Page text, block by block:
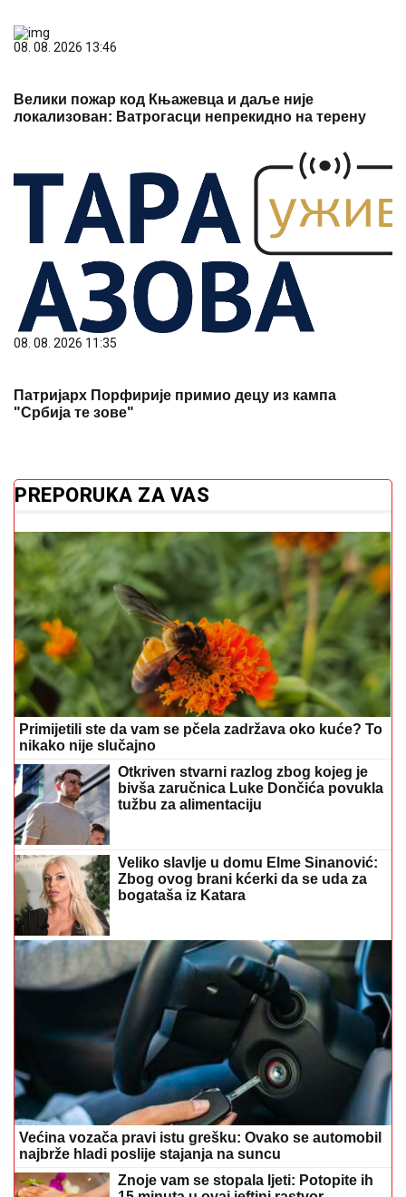
локализован: Ватрогасци непрекидно на терену
Патријарх Порфирије примио децу из кампа
"Србија те зове"
PREPORUKA ZA VAS
Primijetili ste da vam se pčela zadržava oko kuće? To
nikako nije slučajno
Otkriven stvarni razlog zbog kojeg je
bivša zaručnica Luke Dončića povukla
tužbu za alimentaciju
Veliko slavlje u domu Elme Sinanović:
Zbog ovog brani kćerki da se uda za
bogataša iz Katara
Većina vozača pravi istu grešku: Ovako se automobil
najbrže hladi poslije stajanja na suncu
Znoje vam se stopala ljeti: Potopite ih
15 minuta u ovaj jeftini rastvor
"SVAKO ĆE IMATI PRAVO DA
POGRIJEŠI"Otac Nemanje Gudelja se